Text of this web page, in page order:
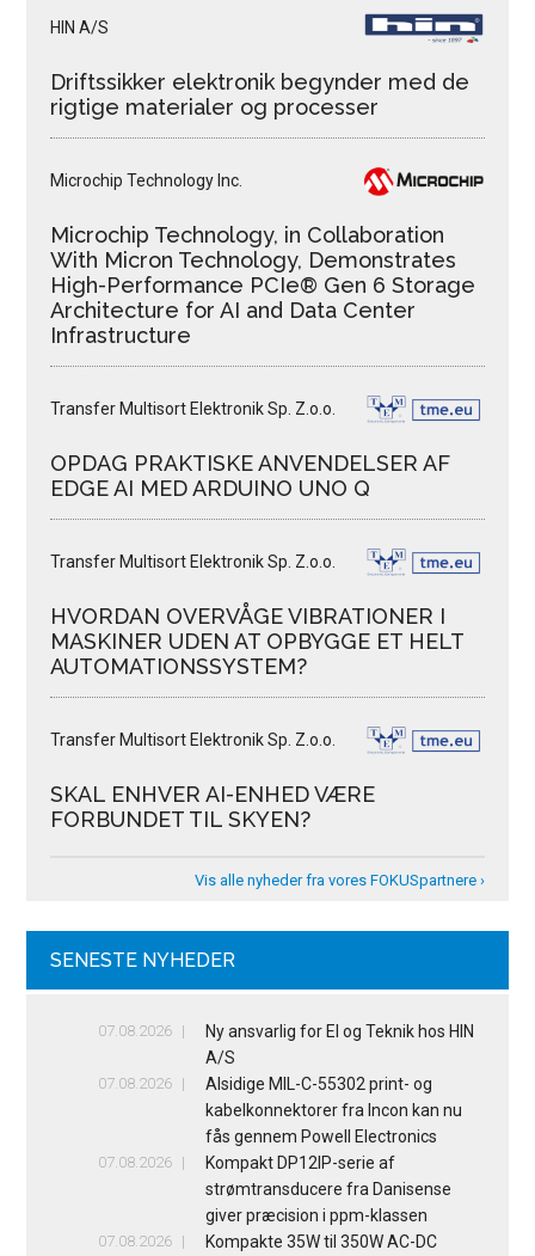
HIN A/S
Driftssikker elektronik begynder med de
rigtige materialer og processer
Microchip Technology Inc.
Microchip Technology, in Collaboration
With Micron Technology, Demonstrates
High-Performance PCIe® Gen 6 Storage
Architecture for AI and Data Center
Infrastructure
Transfer Multisort Elektronik Sp. Z.o.o.
OPDAG PRAKTISKE ANVENDELSER AF
EDGE AI MED ARDUINO UNO Q
Transfer Multisort Elektronik Sp. Z.o.o.
HVORDAN OVERVÅGE VIBRATIONER I
MASKINER UDEN AT OPBYGGE ET HELT
AUTOMATIONSSYSTEM?
Transfer Multisort Elektronik Sp. Z.o.o.
SKAL ENHVER AI-ENHED VÆRE
FORBUNDET TIL SKYEN?
Vis alle nyheder fra vores FOKUSpartnere ›
SENESTE NYHEDER
07.08.2026
Ny ansvarlig for El og Teknik hos HIN
A/S
07.08.2026
Alsidige MIL-C-55302 print- og
kabelkonnektorer fra Incon kan nu
fås gennem Powell Electronics
07.08.2026
Kompakt DP12IP-serie af
strømtransducere fra Danisense
giver præcision i ppm-klassen
07.08.2026
Kompakte 35W til 350W AC-DC